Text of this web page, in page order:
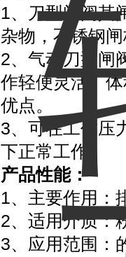
1、刀型闸阀其
杂物，不锈钢
2、气动刀型闸
作轻便灵活、
优点。
3、可在工作压
下正常工作。
产品性能：
1、主要作用：
2、适用介质：
3、应用范围：